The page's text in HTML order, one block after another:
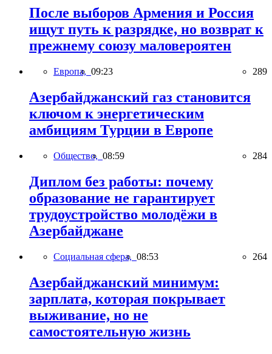
После выборов Армения и Россия
ищут путь к разрядке, но возврат к
прежнему союзу маловероятен
Европа, 09:23 289
Азербайджанский газ становится
ключом к энергетическим
амбициям Турции в Европе
Общество, 08:59 284
Диплом без работы: почему
образование не гарантирует
трудоустройство молодёжи в
Азербайджане
Социальная сфера, 08:53 264
Азербайджанский минимум:
зарплата, которая покрывает
выживание, но не
самостоятельную жизнь